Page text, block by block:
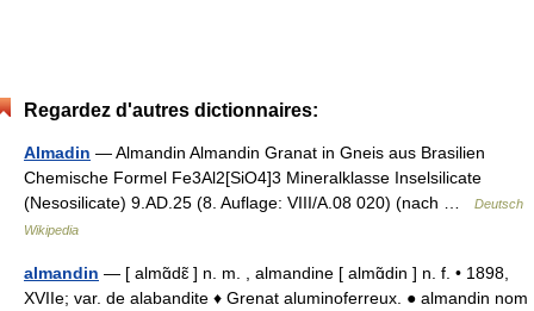
Regardez d'autres dictionnaires:
Almadin — Almandin Almandin Granat in Gneis aus Brasilien
Chemische Formel Fe3Al2[SiO4]3 Mineralklasse Inselsilicate
(Nesosilicate) 9.AD.25 (8. Auflage: VIII/A.08 020) (nach …
Deutsch
Wikipedia
almandin — [ almɑ̃dɛ̃ ] n. m. , almandine [ almɑ̃din ] n. f. • 1898,
XVIIe; var. de alabandite ♦ Grenat aluminoferreux. ● almandin nom